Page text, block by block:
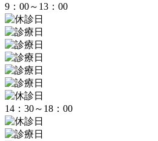
9：00～13：00
14：30～18：00